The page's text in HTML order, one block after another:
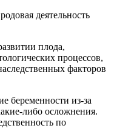
деятельность
плода,
процессов,
факторов
беременности из-за
либо осложнения.
по